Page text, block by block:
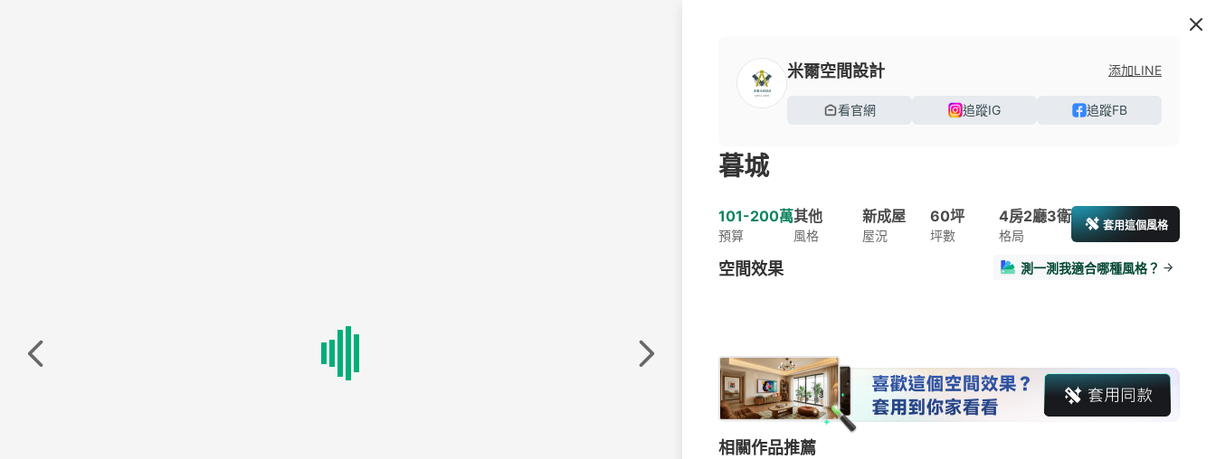
米爾空間設計 添加LINE
看官網 追蹤IG 追蹤FB
暮城
101-200萬
預算
其他
風格
新成屋
屋況
60坪
坪數
4房2廳3衛
格局
套用這個風格
空間效果 測一測我適合哪種風格？
相關作品推薦